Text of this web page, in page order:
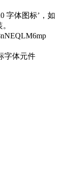
字体图标’，如
字体元件